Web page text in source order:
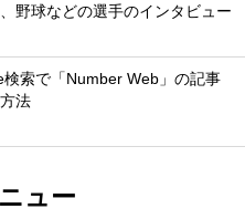
野球などの選手のインタビュー
検索で「Number Web」の記事
法
ュー